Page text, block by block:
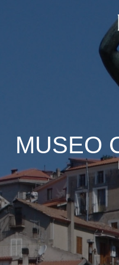
MUSEO